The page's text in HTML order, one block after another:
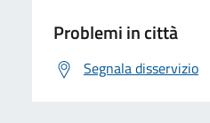
Problemi in città
Segnala disservizio